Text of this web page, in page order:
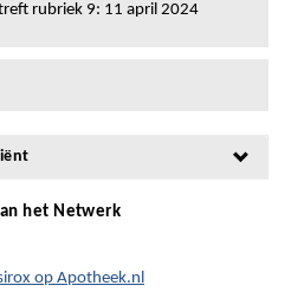
rubriek 9: 11 april 2024
het Netwerk
op Apotheek.nl